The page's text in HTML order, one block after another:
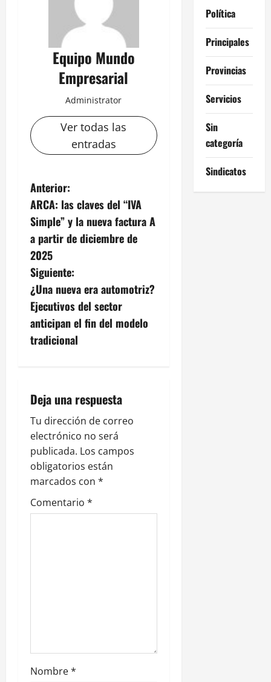
Equipo Mundo
Empresarial
Administrator
Ver todas las
entradas
N
a
v
e
g
a
c
ó
n
d
e
e
n
a
s
Anterior:
ARCA: las claves del “IVA
Simple” y la nueva factura A
a partir de diciembre de
2025
Siguiente:
¿Una nueva era automotriz?
Ejecutivos del sector
anticipan el fin del modelo
tradicional
Deja una respuesta
Tu dirección de correo
electrónico no será
publicada. Los campos
obligatorios están
marcados con *
Comentario *
Nombre*
Política
Principales
Provincias
Servicios
Sin
categoría
Sindicatos